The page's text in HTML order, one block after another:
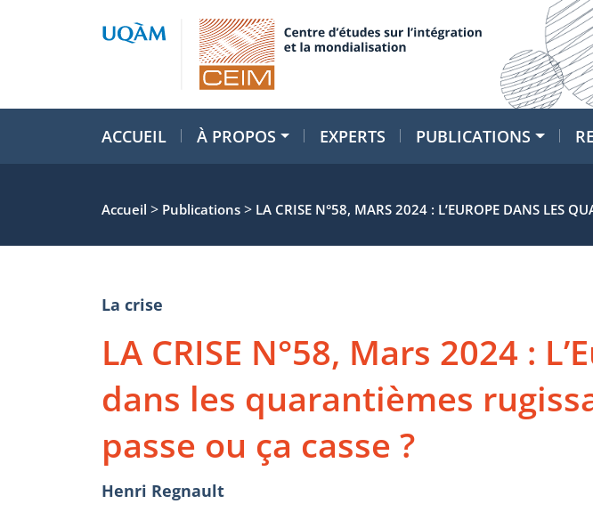
ACCUEIL À PROPOS EXPERTS PUBLICATIONS
Accueil > Publications > LA CRISE N°58, MARS 2024 : L’EUROPE DANS LES
La crise
LA CRISE N°58, Mars 2024 :
dans les quarantièmes
passe ou ça casse ?
Henri Regnault